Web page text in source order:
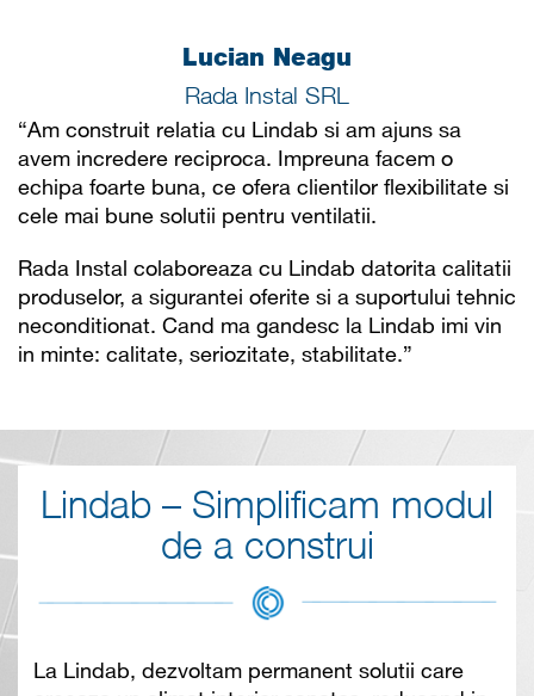
Lucian Neagu
Rada Instal SRL
“Am construit relatia cu Lindab si am ajuns sa
avem incredere reciproca. Impreuna facem o
echipa foarte buna, ce ofera clientilor flexibilitate si
cele mai bune solutii pentru ventilatii.
Rada Instal colaboreaza cu Lindab datorita calitatii
produselor, a sigurantei oferite si a suportului tehnic
neconditionat. Cand ma gandesc la Lindab imi vin
in minte: calitate, seriozitate, stabilitate.”
Lindab – Simplificam modul
de a construi
La Lindab, dezvoltam permanent solutii care